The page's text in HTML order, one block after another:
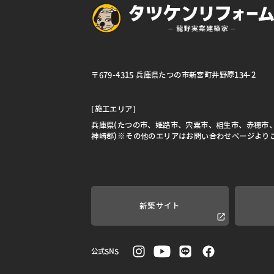
〒679-4315 兵庫県たつの市新宮町井野原134-2
[施工エリア]
兵庫県(たつの市、姫路市、宍粟市、相生市、赤穂市
神崎郡)※その他のエリアはお問い合わせページより
新築サイト
公式SNS